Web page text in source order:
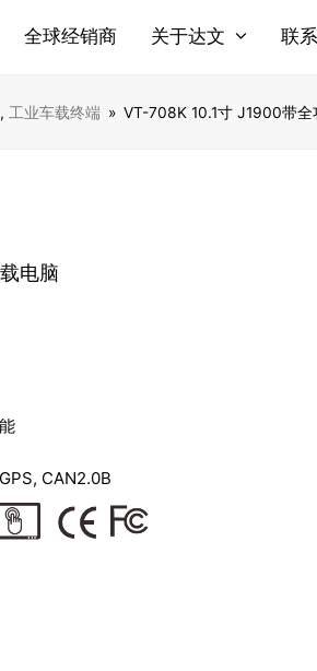
全球经销商 关于达文 联
, 工业车载终端 » VT-708K 10.1寸 J1900带全
电脑
CAN2.0B